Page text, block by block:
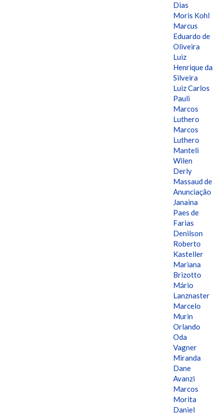
Dias
Moris Kohl
Marcus
Eduardo de
Oliveira
Luiz
Henrique da
Silveira
Luiz Carlos
Pauli
Marcos
Luthero
Marcos
Luthero
Manteli
Wilen
Derly
Massaud de
Anunciação
Janaina
Paes de
Farias
Denilson
Roberto
Kasteller
Mariana
Brizotto
Mário
Lanznaster
Marcelo
Murin
Orlando
Oda
Vagner
Miranda
Dane
Avanzi
Marcos
Morita
Daniel